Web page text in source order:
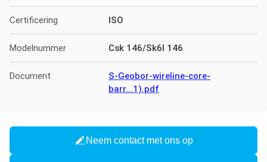
Certificering ISO
Modelnummer Csk 146/Sk6l 146
Document
S-Geobor-wireline-core-
barr...1).pdf
Neem contact met ons op